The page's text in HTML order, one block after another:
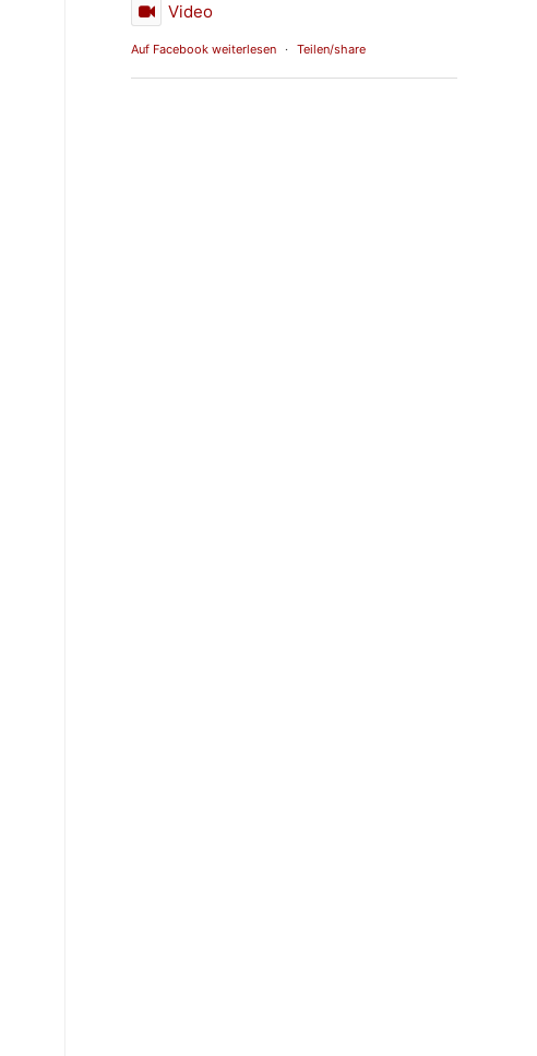
Video
Auf Facebook weiterlesen · Teilen/share